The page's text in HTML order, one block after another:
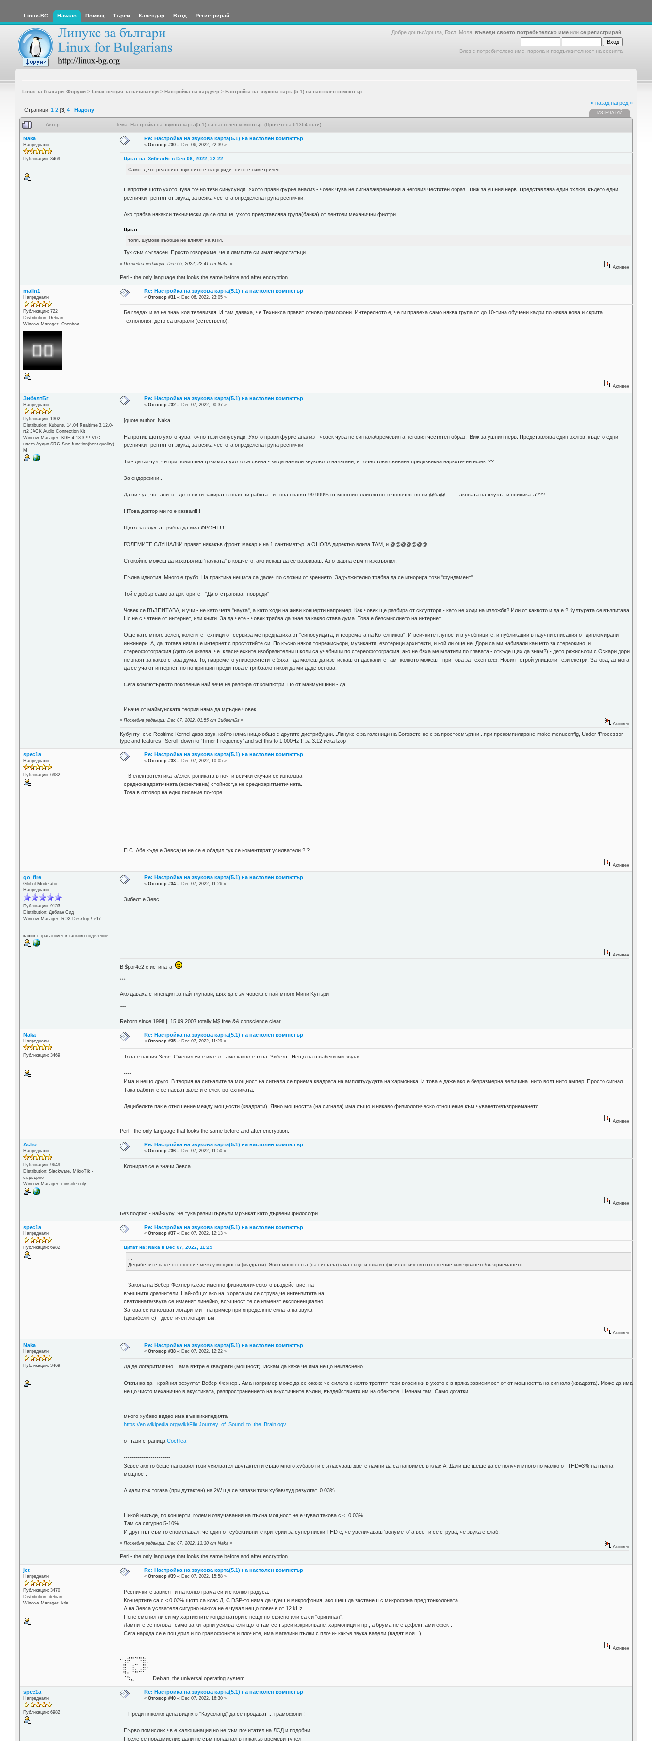
Linux-BG Начало Помощ Търси Календар Вход Регистрирай
Добре дошъл/дошла, Гост . Моля, въведи своето потребителско име или се регистрирай
Влез с потребителско име, парола и продължителност на сесията
Linux за българи: Форуми> Linux секция за начинаещи> Настройка на хардуер> Настройка на звукова карта(5.1) на настолен компютър
Страници: 1 2 [3] 4 Надолу
« назад напред »
ИЗПЕЧАТАЙ
Автор Тема: Настройка на звукова карта(5.1) на настолен компютър (Прочетена 61364 пъти)
Naka
Напреднали
Публикации: 3469
Re: Настройка на звукова карта(5.1) на настолен компютър
«Отговор #30 -: Dec 06, 2022, 22:39 »
Цитат на: ЗибелтБг в Dec 06, 2022, 22:22
Само, дето реалният звук нито е синусуиди, нито е симетричен
Напротив щото ухото чува точно тези синусуиди. Ухото прави фурие анализ - човек чува не сигнала/времевия а неговия честотен образ. Виж за ушния нерв. Представлява един охлюв, където едни
реснички трептят от звука, за всяка честота определена група реснички.
Ако трябва някакси технически да се опише, ухото представлява група(банка) от лентови механични филтри.
Цитат
топл. шумове въобще не влияят на КНИ.
Тук съм съгласен. Просто говорехме, че и лампите си имат недостатъци.
«Последна редакция: Dec 06, 2022, 22:41 от Naka »
Активен
Perl - the only language that looks the same before and after encryption.
malin1
Напреднали
Публикации: 722
Distribution: Debian
Window Manager: Openbox
Re: Настройка на звукова карта(5.1) на настолен компютър
«Отговор #31 -: Dec 06, 2022, 23:05 »
Бе гледах и аз не знам коя телевизия. И там даваха, че Техникса правят отново грамофони. Интересното е, че ги правеха само няква група от до 10-тина обучени кадри по няква нова и скрита
технология, дето са вкарали (естествено).
Активен
ЗибелтБг
Напреднали
Публикации: 1302
Distribution: Kubuntu 14.04 Realtime 3.12.0-
rt2 JACK Audio Connection Kit
Window Manager: KDE 4.13.3 !!! VLC-
настр-Аудио-SRC-Sinc function(best quality)
М
Re: Настройка на звукова карта(5.1) на настолен компютър
«Отговор #32 -: Dec 07, 2022, 00:37 »
[quote author=Naka
Напротив щото ухото чува точно тези синусуиди. Ухото прави фурие анализ - човек чува не сигнала/времевия а неговия честотен образ. Виж за ушния нерв. Представлява един охлюв, където едни
реснички трептят от звука, за всяка честота определена група реснички
Ти - да си чул, че при повишена гръмкост ухото се свива - за да намали звуковото налягане, и точно това свиване предизвиква наркотичен ефект??
За ендорфини...
Да си чул, че тапите - дето си ги завират в оная си работа - и това правят 99.999% от многоинтелигентното човечество си @ба@. ......таковата на слухът и психиката???
!!!Това доктор ми го е казвал!!!!
Щото за слухът трябва да има ФРОНТ!!!!
ГОЛЕМИТЕ СЛУШАЛКИ правят някакъв фронт, макар и на 1 сантиметър, а ОНОВА директно влиза ТАМ, и @@@@@@@....
Спокойно можеш да изхвърлиш 'науката" в кошчето, ако искаш да се развиваш. Аз отдавна съм я изхвърлил.
Пълна идиотия. Много е грубо. На практика нещата са далеч по сложни от зрението. Задължително трябва да се игнорира този "фундамент"
Той е добър само за докторите - "Да отстраняват повреди"
Човек се ВЪЗПИТАВА, и учи - не като чете "наука", а като ходи на живи концерти например. Как човек ще разбира от склуптори - като не ходи на изложби? Или от каквото и да е ? Културата се възпитава.
Но не с четене от интернет, или книги. За да чете - човек трябва да знае за какво става дума. Това е безсмислието на интернет.
Още като много зелен, колегите техници от сервиза ме предпазиха от "синосуидата, и теоремата на Котелников". И всичките глупости в учебниците, и публикации в научни списания от дипломирани
инжинери. А, да, тогава нямаше интернет с простотийте си. По късно някои тонрежисьори, музиканти, езотерици архитекти, и кой ли още не. Дори са ми набивали канчето за стереокино, и
стереофотография (дето се оказва, че класическите изобразителни школи са учебници по стереофотография, ако не бяха ме млатили по главата - откъде щях да знам?) - дето режисьори с Оскари дори
не знаят за какво става дума. То, навремето университетите бяха - да можеш да изстискаш от даскалите там колкото можеш - при това за техен кеф. Новият строй унищожи тези екстри. Затова, аз мога
да се уча от интернет, но по принцип преди това е трябвало някой да ми даде основа.
Сега компютърното поколение най вече не разбира от компютри. Но от маймунщини - да.
Иначе от маймунската теория няма да мръдне човек.
«Последна редакция: Dec 07, 2022, 01:55 от ЗибелтБг»
Активен
Кубунту със Realtime Kernel дава звук, който няма нищо общо с другите дистрибуции...Линукс е за галеници на Боговете-не е за простосмъртни...при прекомпилиране-make menuconfig, Under ‘Processor
type and features’, Scroll down to ‘Timer Frequency’ and set this to 1,000Hz!!! за 3.12 иска lzop
spec1a
Напреднали
Публикации: 6982
Re: Настройка на звукова карта(5.1) на настолен компютър
«Отговор #33 -: Dec 07, 2022, 10:05 »
В електротехниката/електрониката в почти всички скучаи се използва
средноквадратичната (ефективна) стойност,а не средноаритметичната.
Това в отговор на едно писание по-горе.
П.С. Абе,къде е Зевса,че не се е обадил,тук се коментират усилватели ?!?
Активен
go_fire
Global Moderator
Напреднали
Публикации: 9153
Distribution: Дебиан Сид
Window Manager: ROX-Desktop / е17
кашик с гранатомет в танково поделение
Re: Настройка на звукова карта(5.1) на настолен компютър
«Отговор #34 -: Dec 07, 2022, 11:26 »
Зибелт е Зевс.
Активен
В $por4e2 e истината
***
Aко даваха стипендия за най-глупави, щях да съм човека с най-много Mини Kупъри
***
Reborn since 1998 || 15.09.2007 totally М$ free && conscience clear
Naka
Напреднали
Публикации: 3469
Re: Настройка на звукова карта(5.1) на настолен компютър
«Отговор #35 -: Dec 07, 2022, 11:29 »
Това е нашия Зевс. Сменил си е името...амо какво е това Зибелт...Нещо на швабски ми звучи.
----
Има и нещо друго. В теория на сигналите за мощност на сигнала се приема квадрата на амплитудудата на хармоника. И това е даже ако е безразмерна величина..нито волт нито ампер. Просто сигнал.
Така работите се пасват даже и с електротехниката.
Децибелите пак е отношение между мощности (квадрати). Явно мощността (на сигнала) има също и някаво физиологическо отношение към чуването/възприемането.
Активен
Perl - the only language that looks the same before and after encryption.
Acho
Напреднали
Публикации: 9649
Distribution: Slackware, MikroTik -
сървърно
Window Manager: console only
Re: Настройка на звукова карта(5.1) на настолен компютър
«Отговор #36 -: Dec 07, 2022, 11:50 »
Клонирал се е значи Зевса.
Активен
Без подпис - най-хубу. Че тука разни цървули мрънкат като дървени философи.
spec1a
Напреднали
Публикации: 6982
Re: Настройка на звукова карта(5.1) на настолен компютър
«Отговор #37 -: Dec 07, 2022, 12:13 »
Цитат на: Naka в Dec 07, 2022, 11:29
Децибелите пак е отношение между мощности (квадрати). Явно мощността (на сигнала) има също и някаво физиологическо отношение към чуването/възприемането.
Закона на Вебер-Фехнер касае именно физиологическото въздействие. на
външните дразнители. Най-общо: ако на хората им се струва,че интензитета на
светлината/звука се изменят линейно, всъщност те се изменят експоненциално.
Затова се използват логаритми - например при определяне силата на звука
(децибелите) - десетичен логаритъм.
Активен
Naka
Напреднали
Публикации: 3469
Re: Настройка на звукова карта(5.1) на настолен компютър
«Отговор #38 -: Dec 07, 2022, 12:22 »
Да де логаритмично....ама вътре е квадрати (мощност). Искам да каже че има нещо неизяснено.
Отвънка да - крайния резултат Вебер-Фехнер.. Ама например може да се окаже че силата с която трептят тези власинки в ухото е в пряка зависимост от от мощността на сигнала (квадрата). Може да има
нещо чисто механично в акустиката, разпространението на акустичните вълни, въздействието им на обектите. Незнам там. Само догатки...
много хубаво видео има във википедията
https://en.wikipedia.org/wiki/File:Journey_of_Sound_to_the_Brain.ogv
от тази страницаCochlea
------------------------
Зевсе ако го беше направил този усилвател двутактен и също много хубаво ги съгласуваш двете лампи да са например в клас А. Дали ще щеше да се получи много по малко от THD=3% на пълна
мощност.
А дали пък тогава (при дутактен) на 2W ще се запази този хубав/луд резултат. 0.03%
---
Никой никъде, по концерти, големи озвучавания на пълна мощност не е чувал такова с <=0.03%
Там са сигурно 5-10%
И друг път съм го споменавал, че един от субективните критерии за супер ниски THD е, че увеличаваш 'волумето' а все ти се струва, че звука е слаб.
«Последна редакция: Dec 07, 2022, 13:30 от Naka »
Активен
Perl - the only language that looks the same before and after encryption.
jet
Напреднали
Публикации: 3470
Distribution: debian
Window Manager: kde
Re: Настройка на звукова карта(5.1) на настолен компютър
«Отговор #39 -: Dec 07, 2022, 15:58 »
Ресничките зависят и на колко грама си и с колко градуса.
Концертите са с < 0.03% щото са клас Д. С DSP-то няма да чуеш и микрофония, ако щеш да застанеш с микрофона пред тонколоната.
А на Зевса услвателя сигурно никога не е чувал нещо повече от 12 kHz.
Поне сменил ли си му хартиените кондензатори с нещо по-свясно или са си "оригинал".
Лампите се ползват само за китарни усилватели щото там се търси изкривяване, хармоници и пр., а брума не е дефект, ами ефект.
Сега народа се е пощурил и по грамофоните и плочите, има магазини пълни с плочи- какъв звука вадели (вадят моя...).
Активен
..⢀⣴⠾⠻⢶⣦⠀
⣾⠁⢠⠒⠀⣿⡁
⢿⡄⠘⠷⠚⠋
⠈⠳⣄⠀⠀⠀⠀ Debian, the universal operating system.
spec1a
Напреднали
Публикации: 6982
Re: Настройка на звукова карта(5.1) на настолен компютър
«Отговор #40 -: Dec 07, 2022, 16:30 »
Преди няколко дена видях в "Кауфланд" да се продават ... грамофони !
Първо помислих,чв е халюцинация,но не съм почитател на ЛСД и подобни.
После се поразмислих дали не съм попаднал в някакъв времеви тунел